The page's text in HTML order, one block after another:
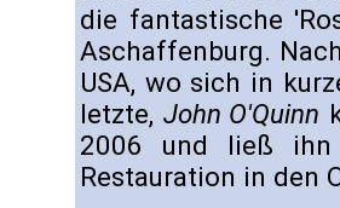
die fantastische
Aschaffenburg.
USA, wo sich in
letzte, John O'Quinn
2006 und ließ ihn
Restauration in den